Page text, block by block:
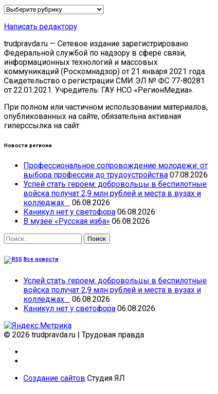
Рубрики
Написать редактору
trudpravda.ru — Сетевое издание зарегистрировано
Федеральной службой по надзору в сфере связи,
информационных технологий и массовых
коммуникаций (Роскомнадзор) от 21 января 2021 года.
Свидетельство о регистрации СМИ ЭЛ № ФС 77-80281
от 22.01.2021. Учредитель: ГАУ НСО «РегионМедиа».
При полном или частичном использовании материалов,
опубликованных на сайте, обязательна активная
гиперссылка на сайт.
Новости региона
Профессиональное сопровождение молодежи: от
выбора профессии до трудоустройства 07.08.2026
Успей стать героем: добровольцы в беспилотные
войска получат 2,9 млн рублей и места в вузах и
колледжах
06.08.2026
Каникул нет у светофора 06.08.2026
В музее «Русская изба» 06.08.2026
Найти:
Все новости
Успей стать героем: добровольцы в беспилотные
войска получат 2,9 млн рублей и места в вузах и
колледжах
06.08.2026
Каникул нет у светофора 06.08.2026
© 2026 trudpravda.ru | Трудовая правда
Создание сайтов Студия ЯЛ